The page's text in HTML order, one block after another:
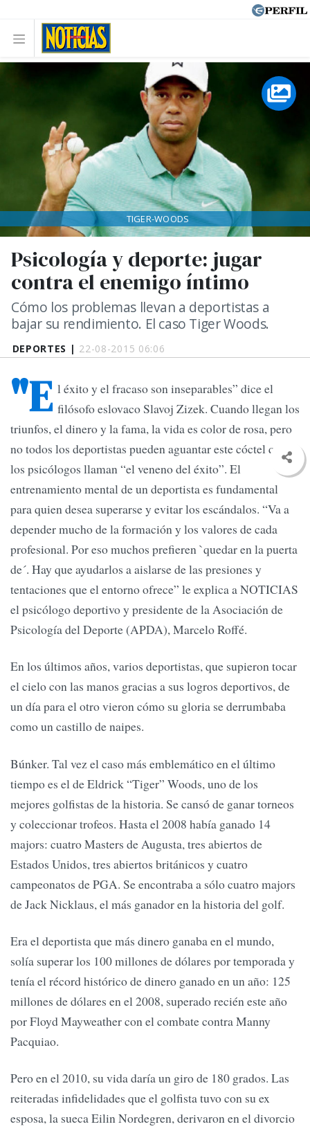
DEPORTES | 22-08-2015 06:06
Psicología y deporte: jugar
contra el enemigo íntimo
Cómo los problemas llevan a deportistas a
bajar su rendimiento. El caso Tiger Woods.
TIGER-WOODS
"E l éxito y el fracaso son inseparables” dice el
filósofo eslovaco Slavoj Zizek. Cuando llegan los
triunfos, el dinero y la fama, la vida es color de rosa, pero
no todos los deportistas pueden aguantar este cóctel que
los psicólogos llaman “el veneno del éxito”. El
entrenamiento mental de un deportista es fundamental
para quien desea superarse y evitar los escándalos. “Va a
depender mucho de la formación y los valores de cada
profesional. Por eso muchos prefieren `quedar en la puerta
de´. Hay que ayudarlos a aislarse de las presiones y
tentaciones que el entorno ofrece” le explica a NOTICIAS
el psicólogo deportivo y presidente de la Asociación de
Psicología del Deporte (APDA), Marcelo Roffé.
En los últimos años, varios deportistas, que supieron tocar
el cielo con las manos gracias a sus logros deportivos, de
un día para el otro vieron cómo su gloria se derrumbaba
como un castillo de naipes.
Búnker. Tal vez el caso más emblemático en el último
tiempo es el de Eldrick “Tiger” Woods, uno de los
mejores golfistas de la historia. Se cansó de ganar torneos
y coleccionar trofeos. Hasta el 2008 había ganado 14
majors: cuatro Masters de Augusta, tres abiertos de
Estados Unidos, tres abiertos británicos y cuatro
campeonatos de PGA. Se encontraba a sólo cuatro majors
de Jack Nicklaus, el más ganador en la historia del golf.
Era el deportista que más dinero ganaba en el mundo,
solía superar los 100 millones de dólares por temporada y
tenía el récord histórico de dinero ganado en un año: 125
millones de dólares en el 2008, superado recién este año
por Floyd Mayweather con el combate contra Manny
Pacquiao.
Pero en el 2010, su vida daría un giro de 180 grados. Las
reiteradas infidelidades que el golfista tuvo con su ex
esposa, la sueca Eilin Nordegren, derivaron en el divorcio